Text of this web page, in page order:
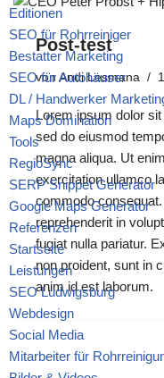
Editionen
SEO für Rohrreiniger
Bestatter Marketing
SEO für Autohäuser
DL / Handwerker
Maps Domination
Tools
RegioSync
SERP Snippet Generator
Google Maps Generator
Referenzen
Startseite
Leistungen
SEO Ludwigsburg
Webdesign
Social Media
Mitarbeiter für
Post-test
von Andi Lesmana
Lorem ipsum dolor
sed do eiusmod
magna aliqua. Ut
exercitation ullamco
commodo
reprehenderit in
fugiat nulla pariatur.
non proident, sunt in
anim id est laborum.